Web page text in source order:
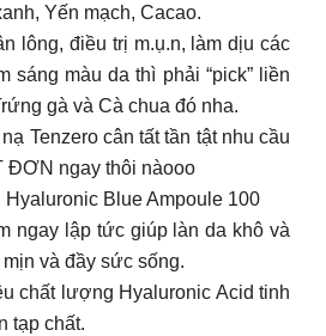
Yến mạch, Cacao.
lông, điều trị m.ụ.n, làm dịu các
sáng màu da thì phải “pick” liền
gà và Cà chua đó nha.
Tenzero cân tất tần tật nhu cầu
ĐƠN ngay thôi nàooo
Blue Ampoule 100
ngay lập tức giúp làn da khô và
và đầy sức sống.
chất lượng Hyaluronic Acid tinh
tạp chất.